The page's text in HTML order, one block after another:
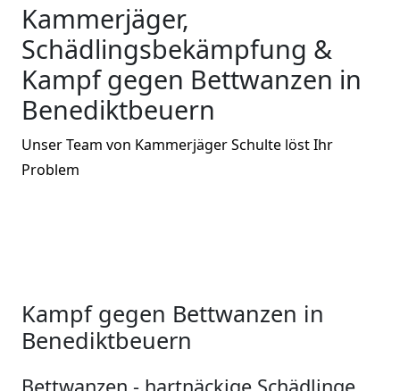
Kammerjäger,
Schädlingsbekämpfung &
Kampf gegen Bettwanzen in
Benediktbeuern
Unser Team von Kammerjäger Schulte löst Ihr
Problem
Kampf gegen Bettwanzen in
Benediktbeuern